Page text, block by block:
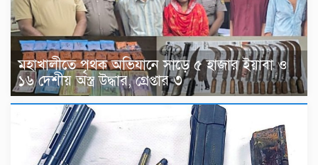
মহাখালীতে পৃথক অভিযানে সাড়ে ৫ হাজার ইয়াবা ও
১৬ দেশীয় অস্ত্র উদ্ধার, গ্রেপ্তার ৩